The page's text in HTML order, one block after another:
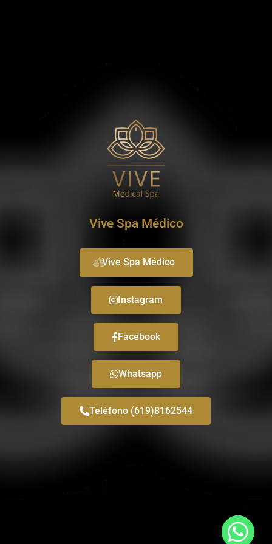
Vive Spa Médico
Vive Spa Médico
Instagram
Facebook
Whatsapp
Teléfono (619)8162544